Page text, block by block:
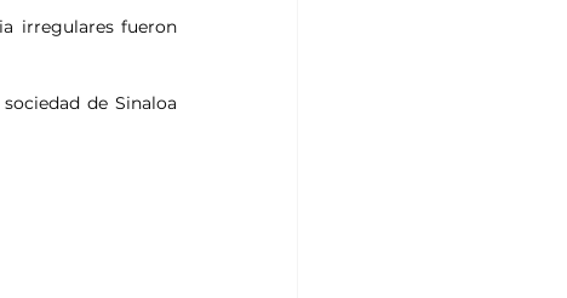
irregulares fueron
de Sinaloa